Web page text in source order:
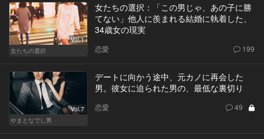
Vol.1
女たちの選択
女たちの選択：「この男じゃ、あの子に勝
てない」他人に羨まれる結婚に執着した、
34歳女の現実
恋愛 199
Vol.7
やまとなでし男
デートに向かう途中、元カノに再会した
男。彼女に迫られた男の、最低な裏切り
恋愛 49